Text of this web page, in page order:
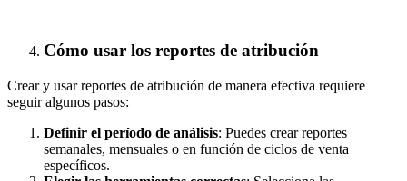
Cómo usar los reportes de atribución
Crear y usar reportes de atribución de manera efectiva requiere
seguir algunos pasos:
Definir el período de análisis: Puedes crear reportes
semanales, mensuales o en función de ciclos de venta
específicos.